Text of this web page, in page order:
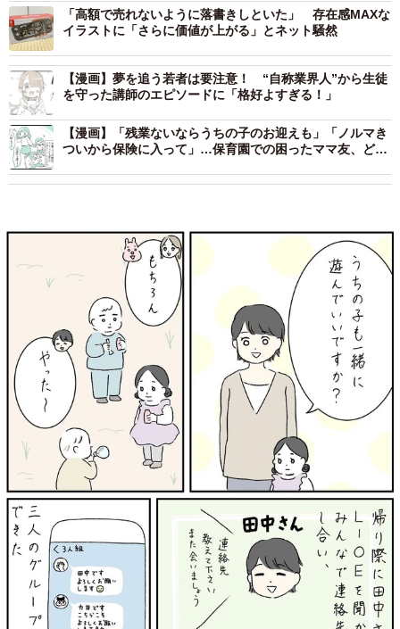
「高額で売れないように落書きしといた」 存在感MAXな
イラストに「さらに価値が上がる」とネット騒然
【漫画】夢を追う若者は要注意！ “自称業界人”から生徒
を守った講師のエピソードに「格好よすぎる！」
【漫画】「残業ないならうちの子のお迎えも」「ノルマき
ついから保険に入って」…保育園での困ったママ友、どう